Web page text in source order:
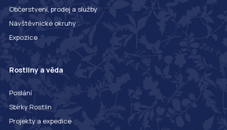
Občerstvení, prodej a služby
Návštěvnické okruhy
Expozice
Rostliny a věda
Poslání
Sbírky Rostlin
Projekty a expedice